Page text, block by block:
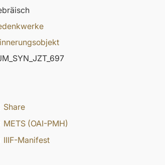
Share
METS (OAI-PMH)
IIIF-Manifest